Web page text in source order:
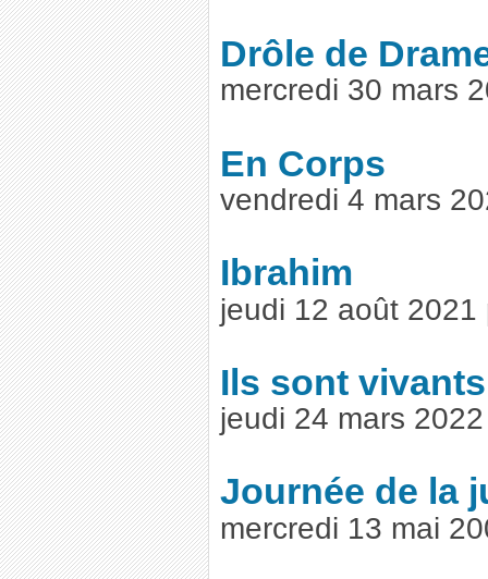
Drôle de
mercredi 30 mars
En Corps
vendredi 4 mars
Ibrahim
jeudi 12 août 2021
Ils sont vivants
jeudi 24 mars
Journée de la
mercredi 13 mai